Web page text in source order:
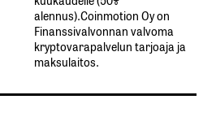
alennus).Coinmotion Oy on
Finanssivalvonnan valvoma
kryptovarapalvelun tarjoaja ja
maksulaitos.